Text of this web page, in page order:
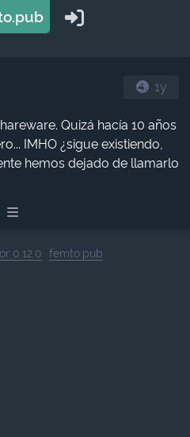
1y
Quizá hacía 10 años
IMHO ¿sigue existiendo,
hemos dejado de llamarlo
0.12.0 femto.pub